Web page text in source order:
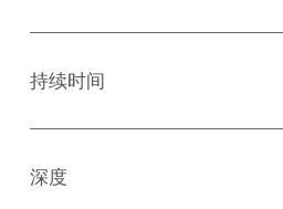
持续时间
深度